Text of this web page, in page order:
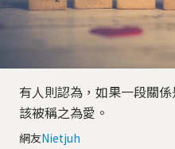
有人則認為，如果一段關
該被稱之為愛。
網友Nietjuh